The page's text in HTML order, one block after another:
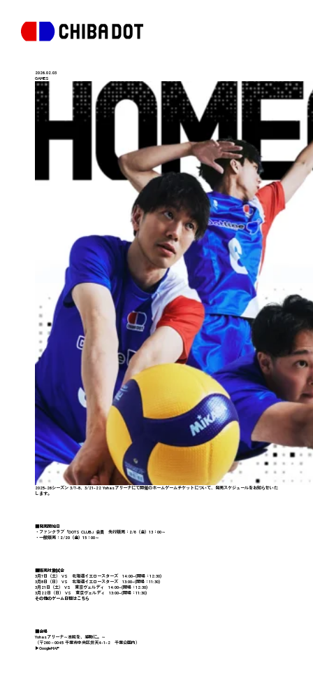
2026.02.03
GAMES
2025-26シーズン 3/7-8、3/21-22 Yohasアリーナにて開催のホームゲームチケットについて、発売スケジュールをお知らせいた
します。
■発売開始日
・ファンクラブ「DOTS CLUB」会員 先行販売： 2/6（金）13：00～
・一般販売： 2/20（金）15：00～
■販売対象試合
3月7日（土） VS 北海道イエロースターズ 14:00~(開場：12:30)
3月8日（日） VS 北海道イエロースターズ 13:00~(開場：11:30)
3月21日（土） VS 東京ヴェルディ 14:00~(開場：12:30)
3月22日（日） VS 東京ヴェルディ 13:00~(開場：11:30)
その他のゲーム日程はこちら
■会場
Yohasアリーナ～本能を、感動に。～
（〒260－0045 千葉市中央区弁天4-1-2 千葉公園内）
▶GoogleMAP